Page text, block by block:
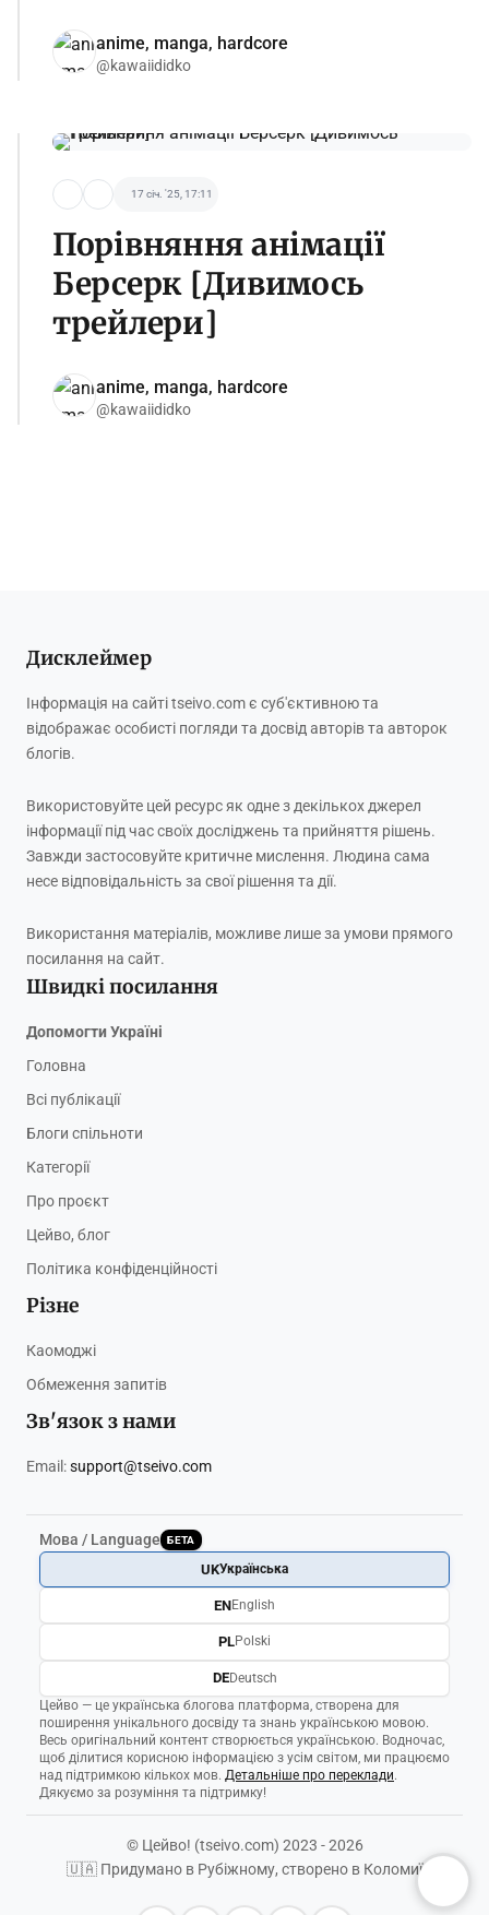
anime, manga, hardcore
@kawaiididko
17 січ. '25, 17:11
Порівняння анімації
Берсерк [Дивимось
трейлери]
anime, manga, hardcore
@kawaiididko
Дисклеймер
Інформація на сайті tseivo.com є суб'єктивною та
відображає особисті погляди та досвід авторів та авторок
блогів.
Використовуйте цей ресурс як одне з декількох джерел
інформації під час своїх досліджень та прийняття рішень.
Завжди застосовуйте критичне мислення. Людина сама
несе відповідальність за свої рішення та дії.
Використання матеріалів, можливе лише за умови прямого
посилання на сайт.
Швидкі посилання
Допомогти Україні
Головна
Всі публікації
Блоги спільноти
Категорії
Про проєкт
Цейво, блог
Політика конфіденційності
Різне
Каомоджі
Обмеження запитів
Зв'язок з нами
Email:support@tseivo.com
Мова / Language БЕТА
Цейво — це українська блогова платформа, створена для
поширення унікального досвіду та знань українською мовою.
Весь оригінальний контент створюється українською. Водночас,
щоб ділитися корисною інформацією з усім світом, ми працюємо
над підтримкою кількох мов. Детальніше про переклади.
Дякуємо за розуміння та підтримку!
UKУкраїнська
ENEnglish
PLPolski
DEDeutsch
© Цейво! (tseivo.com) 2023 - 2026
🇺🇦 Придумано в Рубіжному, створено в Коломиї